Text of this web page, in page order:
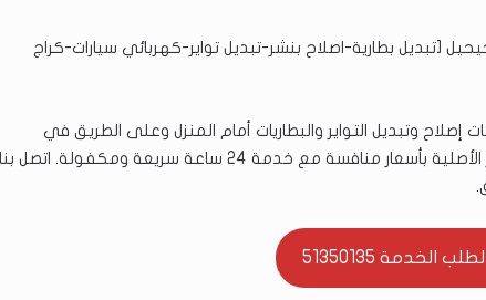
[تبديل بطارية-اصلاح بنشر-تبديل تواير-كهربائي سيارات-كراج
وتبديل التواير والبطاريات أمام المنزل وعلى الطريق في
منطقة الفحيحيل في الكويت. نوفر أفضل قطع الغيار الأصلية بأسعار منافسة مع خدمة 24 ساعة سريعة ومكفولة. اتصل بنا
الخدمة 51350135